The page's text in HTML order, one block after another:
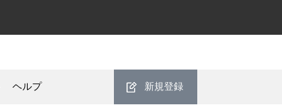
ヘルプ 新規登録